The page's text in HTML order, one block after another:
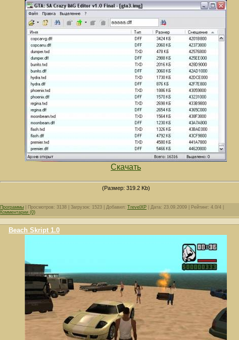
Скачать
(Размер: 319.2 Kb)
Программы | Просмотров: 3138 | Загрузок: 1523 | Добавил: TrevelXP | Дата: 23.09.2009 | Рейтинг: 4.0/4 |
Комментарии (0)
Beach Skript 1.0